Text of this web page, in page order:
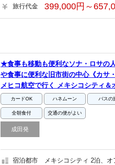
旅行代金 399,000円～
★食事も移動も便利なソナ・ロサの
や食事に便利な旧市街の中心《カサ
メヒコ航空で行く メキシコシティ＆
カードOK ハネムーン バスの
全朝食付 交通の便がよい
成田発
宿泊都市 メキシコシティ 2泊、オ